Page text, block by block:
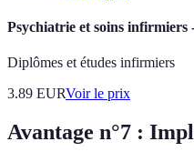
Psychiatrie et soins infirmiers
Diplômes et études infirmiers
3.89 EURVoir le prix
Avantage n°7 :